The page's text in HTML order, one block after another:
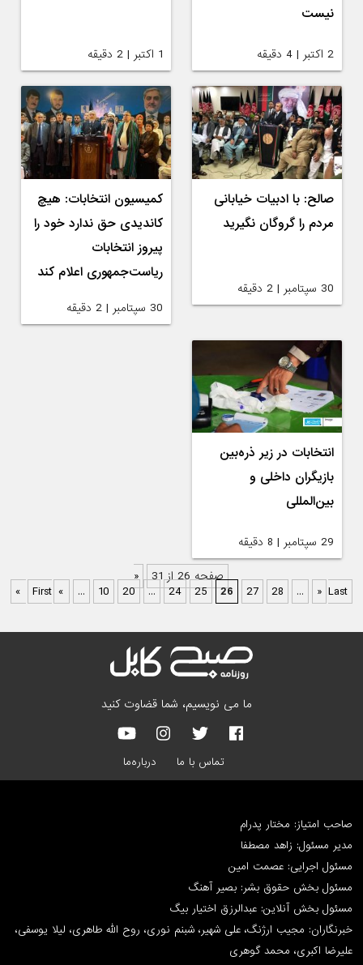
نیست
2 اکتبر | 4 دقیقه 1 اکتبر | 2 دقیقه
صالح: با ادبیات خیابانی
مردم را گروگان نگیرید
30 سپتامبر | 2 دقیقه
کمیسیون انتخابات: هیچ
کاندیدی حق ندارد خود را
پیروز انتخابات
ریاست‌جمهوری اعلام کند
30 سپتامبر | 2 دقیقه
انتخابات در زیر ذره‌بین
بازیگران داخلی و
بین‌المللی
29 سپتامبر | 8 دقیقه
صفحه 26 از 31
«
First « ... 10 20 ... 24 25 26 27 28 ... » Last »
ما می نویسیم، شما قضاوت کنید
تماس با ما درباره‌ما
صاحب امتیاز: مختار پدرام
مدیر مسئول: زاهد مصطفا
مسئول اجرایی: عصمت امین
مسئول بخش حقوق بشر: بصیر آهنگ
مسئول بخش آنلاین: عبدالرزق اختیار بیگ
خبرنگاران: مجیب ارژنگ، علی شهیر، شبنم نوری، روح الله طاهری، لیلا یوسفی،
علیرضا اکبری، محمد گوهری